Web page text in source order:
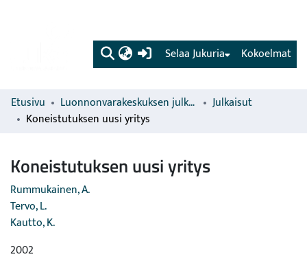
(current) Kokoelmat
Selaa Jukuria
Etusivu Luonnonvarakeskuksen julkaisut
Julkaisut
Koneistutuksen uusi yritys
Koneistutuksen uusi yritys
Rummukainen, A.
Tervo, L.
Kautto, K.
2002